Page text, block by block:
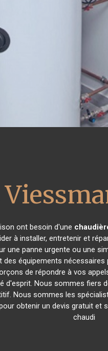
ont besoin d'une
à installer, entretenir et
une panne urgente ou une
des équipements
de répondre à vos
d'esprit. Nous sommes
Nous sommes les
obtenir un devis gratuit
chaudi